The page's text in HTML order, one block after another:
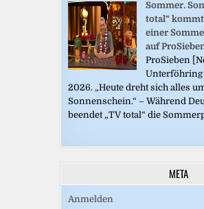
Sommer.
total“
einer
auf
ProSieben
Unterföhring
2026. „Heute dreht sich alles
Sonnenschein.“ – Während
beendet „TV total“ die
META
Anmelden